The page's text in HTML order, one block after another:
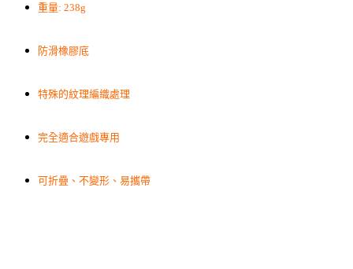
重量: 238g
防滑橡膠底
特殊的紋理編織處理
完全適合遊戲專用
可折疊、不變形、易攜帶